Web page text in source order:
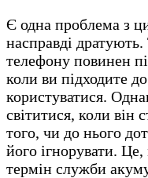
Є одна проблема з
насправді
телефону повинен
коли ви підходите
користуватися.
світитися, коли він
того, чи до нього
його ігнорувати.
термін служби